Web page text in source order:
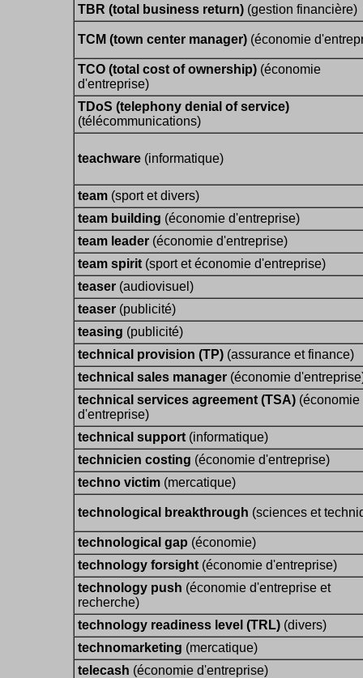
TBR (total business return) (gestion financière)
TCM (town center manager) (économie
TCO (total cost of ownership) (économie
d'entreprise)
TDoS (telephony denial of service)
(télécommunications)
teachware (informatique)
team (sport et divers)
team building (économie d'entreprise)
team leader (économie d'entreprise)
team spirit (sport et économie d'entreprise)
teaser (audiovisuel)
teaser (publicité)
teasing (publicité)
technical provision (TP) (assurance et finance)
technical sales manager (économie
technical services agreement (TSA) (économie
d'entreprise)
technical support (informatique)
technicien costing (économie d'entreprise)
techno victim (mercatique)
technological breakthrough (sciences et
technological gap (économie)
technology forsight (économie d'entreprise)
technology push (économie d'entreprise et
recherche)
technology readiness level (TRL) (divers)
technomarketing (mercatique)
telecash (économie d'entreprise)